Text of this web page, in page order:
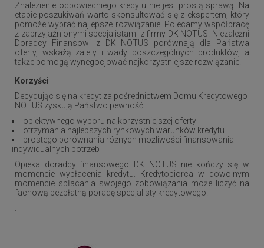
Znalezienie odpowiedniego kredytu nie jest prostą sprawą. Na
etapie poszukiwań warto skonsultować się z ekspertem, który
pomoże wybrać najlepsze rozwiązanie. Polecamy współpracę
z zaprzyjaźnionymi specjalistami z firmy DK NOTUS. Niezależni
Doradcy Finansowi z DK NOTUS porównają dla Państwa
oferty, wskażą zalety i wady poszczególnych produktów, a
także pomogą wynegocjować najkorzystniejsze rozwiązanie.
Korzyści
Decydując się na kredyt za pośrednictwem Domu Kredytowego
NOTUS zyskują Państwo pewność:
obiektywnego wyboru najkorzystniejszej oferty
otrzymania najlepszych rynkowych warunków kredytu
prostego porównania różnych możliwości finansowania
indywidualnych potrzeb
Opieka doradcy finansowego DK NOTUS nie kończy się w
momencie wypłacenia kredytu. Kredytobiorca w dowolnym
momencie spłacania swojego zobowiązania może liczyć na
fachową bezpłatną poradę specjalisty kredytowego.
.